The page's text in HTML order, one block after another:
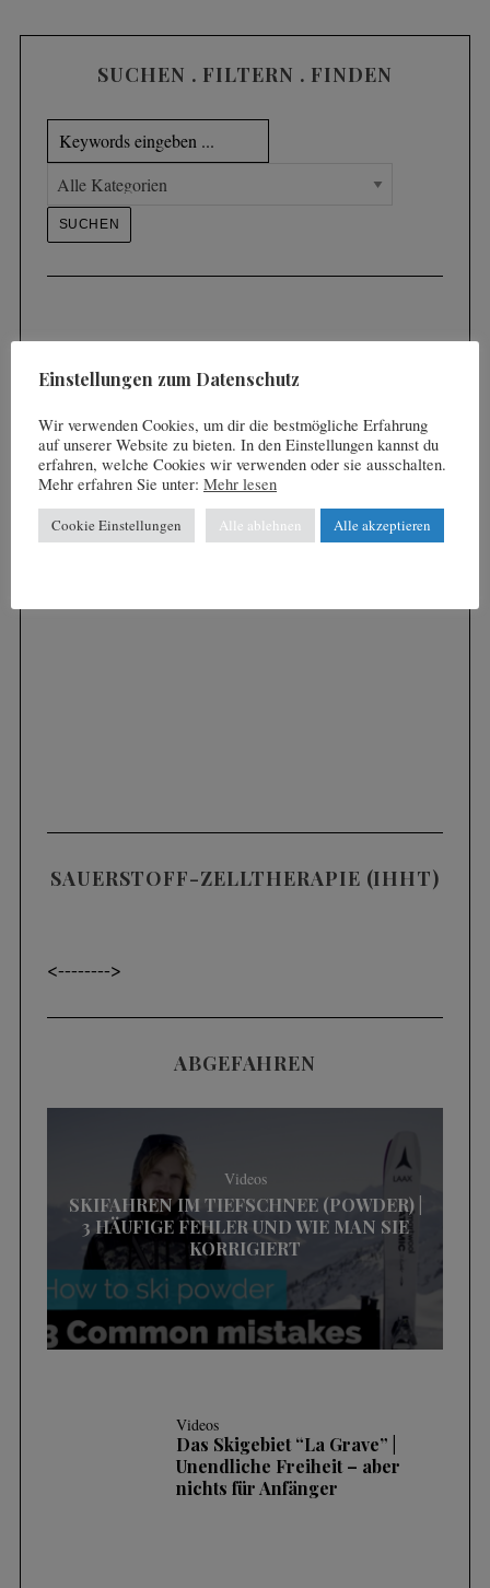
SUCHEN . FILTERN . FINDEN
SAUERSTOFF-ZELLTHERAPIE (IHHT)
<-------->
ABGEFAHREN
Videos
SKIFAHREN IM TIEFSCHNEE (POWDER) |
3 HÄUFIGE FEHLER UND WIE MAN SIE
KORRIGIERT
Videos
Das Skigebiet “La Grave” |
Unendliche Freiheit – aber
nichts für Anfänger
Einstellungen zum Datenschutz
Wir verwenden Cookies, um dir die bestmögliche Erfahrung
auf unserer Website zu bieten. In den Einstellungen kannst du
erfahren, welche Cookies wir verwenden oder sie ausschalten.
Mehr erfahren Sie unter: Mehr lesen
Cookie Einstellungen Alle ablehnen Alle akzeptieren